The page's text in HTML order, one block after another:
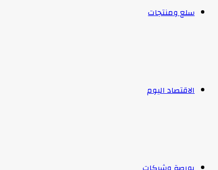
سلع ومنتجات
الاقتصاد اليوم